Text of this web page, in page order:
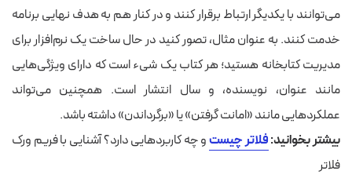
می‌توانند با یکدیگر ارتباط برقرار کنند و در کنار هم به هدف نهایی برنامه
خدمت کنند. به عنوان مثال، تصور کنید در حال ساخت یک نرم‌افزار برای
مدیریت کتابخانه هستید؛ هر کتاب یک شیء است که دارای ویژگی‌هایی
مانند عنوان، نویسنده، و سال انتشار است. همچنین می‌تواند
عملکردهایی مانند «امانت گرفتن» یا «برگرداندن» داشته باشد.
بیشتر بخوانید:فلاتر چیستو چه کاربردهایی دارد؟ آشنایی با فریم ورک
فلاتر